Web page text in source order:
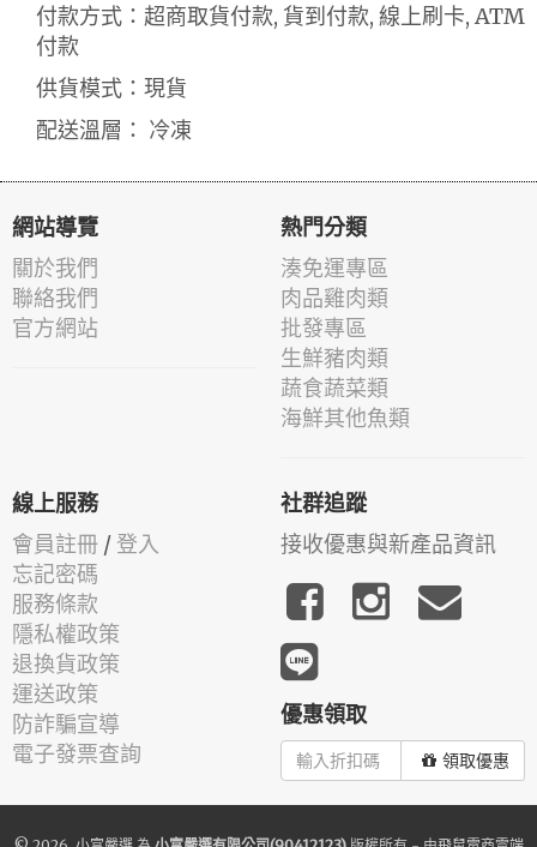
付款方式：超商取貨付款, 貨到付款, 線上刷卡, ATM
付款
供貨模式：現貨
配送溫層： 冷凍
網站導覽
關於我們
聯絡我們
官方網站
熱門分類
湊免運專區
肉品雞肉類
批發專區
生鮮豬肉類
蔬食蔬菜類
海鮮其他魚類
線上服務
會員註冊 / 登入
忘記密碼
服務條款
隱私權政策
退換貨政策
運送政策
防詐騙宣導
電子發票查詢
社群追蹤
接收優惠與新產品資訊
優惠領取
領取優惠